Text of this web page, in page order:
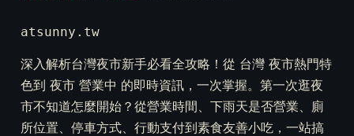
atsunny.tw
深入解析台灣夜市新手必看全攻略！從 台灣 夜市熱門特
色到 夜市 營業中 的即時資訊，一次掌握。第一次逛夜
市不知道怎麼開始？從營業時間、下雨天是否營業、廁
所位置、停車方式、行動支付到素食友善小吃，一站搞